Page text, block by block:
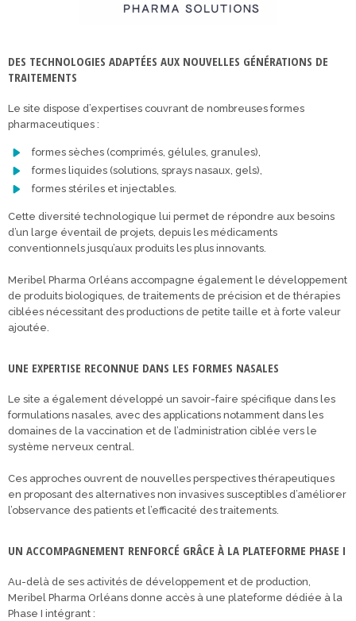
DES TECHNOLOGIES ADAPTÉES AUX NOUVELLES GÉNÉRATIONS DE
TRAITEMENTS
Le site dispose d’expertises couvrant de nombreuses formes
pharmaceutiques :
formes sèches (comprimés, gélules, granules),
formes liquides (solutions, sprays nasaux, gels),
formes stériles et injectables.
Cette diversité technologique lui permet de répondre aux besoins
d’un large éventail de projets, depuis les médicaments
conventionnels jusqu’aux produits les plus innovants.
Meribel Pharma Orléans accompagne également le développement
de produits biologiques, de traitements de précision et de thérapies
ciblées nécessitant des productions de petite taille et à forte valeur
ajoutée.
UNE EXPERTISE RECONNUE DANS LES FORMES NASALES
Le site a également développé un savoir-faire spécifique dans les
formulations nasales, avec des applications notamment dans les
domaines de la vaccination et de l’administration ciblée vers le
système nerveux central.
Ces approches ouvrent de nouvelles perspectives thérapeutiques
en proposant des alternatives non invasives susceptibles d’améliorer
l’observance des patients et l’efficacité des traitements.
UN ACCOMPAGNEMENT RENFORCÉ GRÂCE À LA PLATEFORME PHASE I
Au-delà de ses activités de développement et de production,
Meribel Pharma Orléans donne accès à une plateforme dédiée à la
Phase I intégrant :